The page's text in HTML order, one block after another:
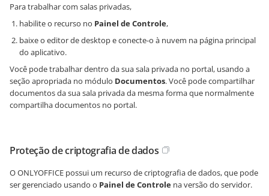
Para trabalhar com salas privadas,
habilite o recurso no Painel de Controle,
baixe o editor de desktop e conecte-o à nuvem na página principal
do aplicativo.
Você pode trabalhar dentro da sua sala privada no portal, usando a
seção apropriada no módulo Documentos. Você pode compartilhar
documentos da sua sala privada da mesma forma que normalmente
compartilha documentos no portal.
Proteção de criptografia de dados
O ONLYOFFICE possui um recurso de criptografia de dados, que pode
ser gerenciado usando o Painel de Controle na versão do servidor.